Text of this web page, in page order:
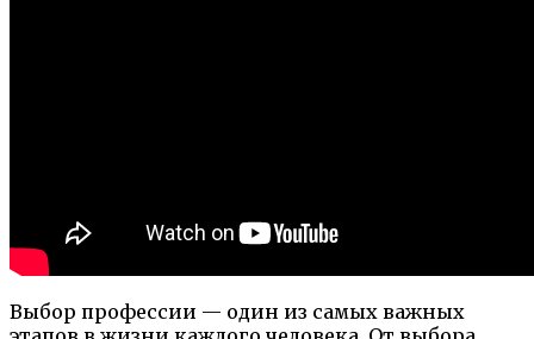
Выбор профессии — один из самых важных